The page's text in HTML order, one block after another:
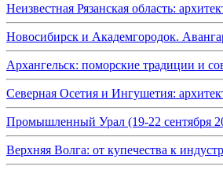
Неизвестная Рязанская область:
Новосибирск и Академгородок.
Архангельск: поморские традиции и
Северная Осетия и Ингушетия:
Промышленный Урал (19-22 сентября
Верхняя Волга: от купечества к